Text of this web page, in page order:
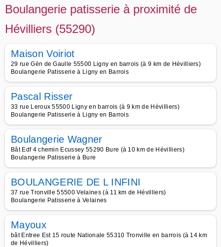
Boulangerie patisserie à proximité de
Hévilliers (55290)
Maison Voiriot
29 rue Gén de Gaulle 55500 Ligny en barrois (à 9 km de Hévilliers)
Boulangerie Patisserie à Ligny en Barrois
Pascal Risser
33 rue Leroux 55500 Ligny en barrois (à 9 km de Hévilliers)
Boulangerie Patisserie à Ligny en Barrois
Boulangerie Wagner
Bât Edf 4 chemin Ecussey 55290 Bure (à 10 km de Hévilliers)
Boulangerie Patisserie à Bure
BOULANGERIE DE L INFINI
37 rue Tronville 55500 Velaines (à 11 km de Hévilliers)
Boulangerie Patisserie à Velaines
Mayoux
bât Entree Est 15 route Nationale 55310 Tronville en barrois (à 14 km
de Hévilliers)